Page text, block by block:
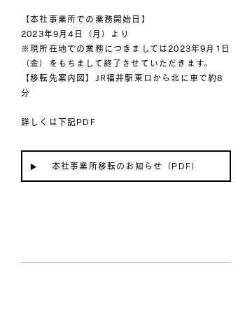
【本社事業所での業務開始日】
2023年9月4日（月）より
※現所在地での業務につきましては2023年9月1日
（金）をもちまして終了させていただきます。
【移転先案内図】JR福井駅東口から北に車で約8
分
詳しくは下記PDF
本社事業所移転のお知らせ（PDF）